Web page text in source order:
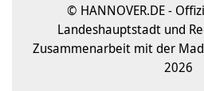
© HANNOVER.DE -
Landeshauptstadt und
Zusammenarbeit mit der
2026